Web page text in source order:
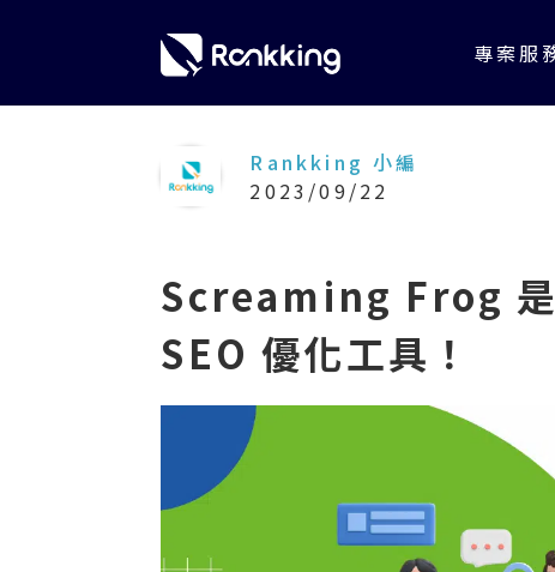
專案服
Rankking 小編
2023/09/22
Screaming Frog 是
SEO 優化工具！